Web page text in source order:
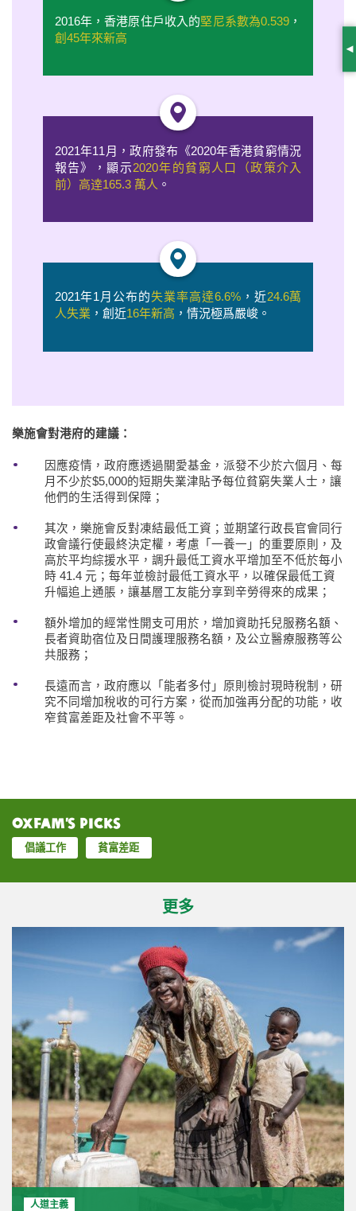
2016年，香港原住戶收入的堅 尼系數為0.539 ，
創45年來新高
2021年11月，政府發布《2020年香港貧窮情況
報告》，顯示2020年的貧窮人口（政策介入
前）高逹165.3 萬人 。
2021年1月公布的失業率高達6.6%，近24.6萬
人失業 ，創近16年新高 ，情況極爲嚴峻。
樂施會對港府的建議：
因應疫情，政府應透過關愛基金，派發不少於六個月、每
月不少於$5,000的短期失業津貼予每位貧窮失業人士，讓
他們的生活得到保障；
其次，樂施會反對凍結最低工資；並期望行政長官會同行
政會議行使最終決定權，考慮「一養一」的重要原則，及
高於平均綜援水平，調升最低工資水平增加至不低於每小
時 41.4 元；每年並檢討最低工資水平，以確保最低工資
升幅追上通脹，讓基層工友能分享到辛勞得來的成果；
額外增加的經常性開支可用於，增加資助托兒服務名額、
長者資助宿位及日間護理服務名額，及公立醫療服務等公
共服務；
長遠而言，政府應以「能者多付」原則檢討現時稅制，研
究不同增加稅收的可行方案，從而加強再分配的功能，收
窄貧富差距及社會不平等。
Oxfam’s Picks
倡議工作 貧富差距
更多
人道主義